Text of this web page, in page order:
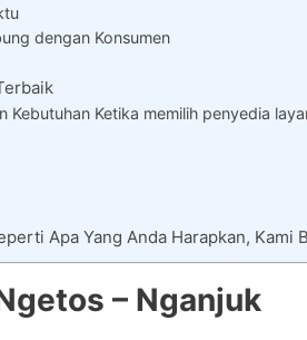
dengan Konsumen
Kebutuhan Ketika memilih penyedia
Apa Yang Anda Harapkan, Kami
– Nganjuk